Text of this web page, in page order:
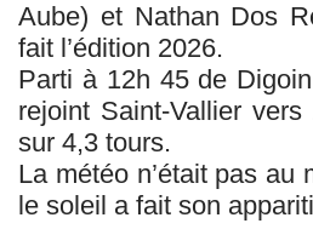
Aube) et Nathan Dos
fait l’édition 2026.
Parti à 12h 45 de
rejoint Saint-Vallier
sur 4,3 tours.
La météo n’était pas au
le soleil a fait son